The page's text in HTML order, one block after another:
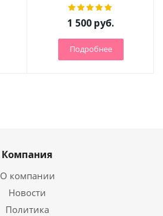
1 500 руб.
Подробнее
Компания
О компании
Новости
Политика